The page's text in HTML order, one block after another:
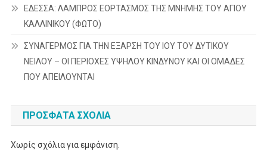
ΕΔΕΣΣΑ: ΛΑΜΠΡΟΣ ΕΟΡΤΑΣΜΟΣ ΤΗΣ ΜΝΗΜΗΣ ΤΟΥ ΑΓΙΟΥ
ΚΑΛΛΙΝΙΚΟΥ (ΦΩΤΟ)
ΣΥΝΑΓΕΡΜΟΣ ΓΙΑ ΤΗΝ ΕΞΑΡΣΗ ΤΟΥ ΙΟΥ ΤΟΥ ΔΥΤΙΚΟΥ
ΝΕΙΛΟΥ – ΟΙ ΠΕΡΙΟΧΕΣ ΥΨΗΛΟΥ ΚΙΝΔΥΝΟΥ ΚΑΙ ΟΙ ΟΜΑΔΕΣ
ΠΟΥ ΑΠΕΙΛΟΥΝΤΑΙ
ΠΡΌΣΦΑΤΑ ΣΧΌΛΙΑ
Χωρίς σχόλια για εμφάνιση.